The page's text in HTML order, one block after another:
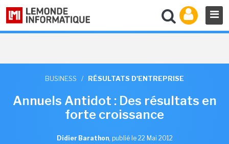
BUSINESS / RÉSULTATS D'ENTREPRISE
Annuels Antidot : Des résultats en
forte croissance
Didier Barathon, publié le 22 Mai 2012